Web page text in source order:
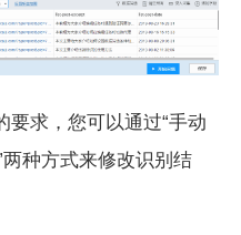
要求，您可以通过“手动
两种方式来修改识别结